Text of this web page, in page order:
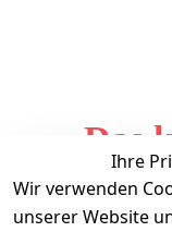
Das
Ihre
Wir verwenden
unserer Website